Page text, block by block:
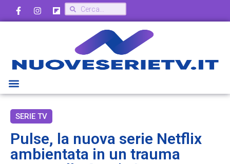
SERIE TV
Pulse, la nuova serie Netflix
ambientata in un trauma